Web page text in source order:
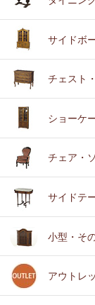
サイドボ
チェスト
ショーケ
チェア・
サイドテ
小型・そ
アウトレ